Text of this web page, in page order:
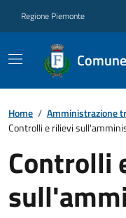
Regione Piemonte
Home / Amministrazione
Controlli e rilievi
Controlli